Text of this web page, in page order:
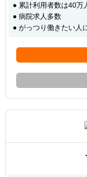
● 累計利用者数は40万
● 病院求人多数
● がっつり働きたい人